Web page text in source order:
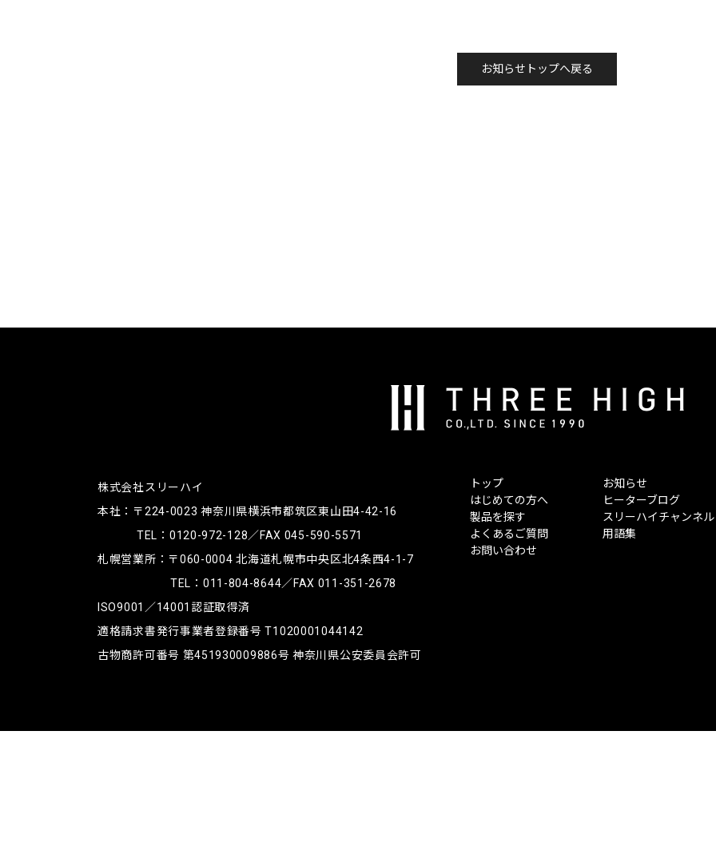
お知らせトップへ戻る
会
ー
株式会社スリーハイ
本社：〒224-0023神奈川県横浜市都筑区東山田4-42-16
TEL： 0120-972-128／FAX 045-590-5571
札幌営業所：〒060-0004北海道札幌市中央区北4条西4-1-7
TEL： 011-804-8644／FAX 011-351-2678
ISO9001／14001認証取得済
適格請求書発行事業者登録番号 T1020001044142
古物商許可番号 第451930009886号 神奈川県公安委員会許可
トップ
はじめての方へ
製品を探す
よくあるご質問
お問い合わせ
お知らせ
ヒーターブログ
スリーハイチャンネル
用語集